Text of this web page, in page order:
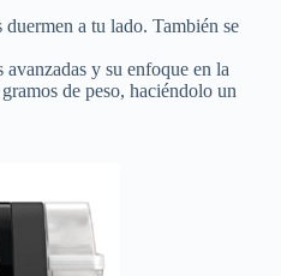
a tu lado. También se
y su enfoque en la
de peso, haciéndolo un